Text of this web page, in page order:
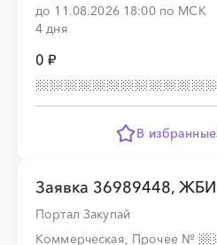
до 11.08.2026 18:00 по МСК
4 дня
0 ₽
В избранные
Заявка 36989448, ЖБИ
Портал Закупай
Коммерческая, Прочее №